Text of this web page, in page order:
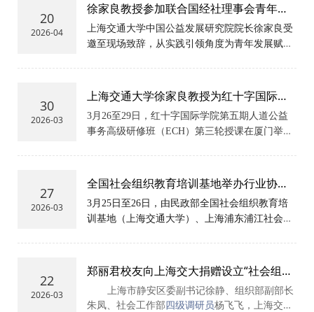
20
2026-04
徐家良教授参加联合国经社理事会青年论
坛官方边会
上海交通大学中国公益发展研究院院长徐家良受
邀至现场致辞，从实践引领角度为青年发展赋
30
2026-03
上海交通大学徐家良教授为红十字国际学
院第五期学员授课
3月26至29日，红十字国际学院第五期人道公益
事务高级研修班（ECH）第三轮授课在厦门举
会组织面临的机遇与未来发展趋势”课程。
27
2026-03
全国社会组织教育培训基地举办行业协会
商会培训
3月25日至26日，由民政部全国社会组织教育培
训基地（上海交通大学）、上海浦东浦江社会组
举办的第八期行业协会商会秘书长培训班成功举
办，来自全市行业协会商会的40位秘书长和专职
副秘书长参加培训。
22
2026-03
郑丽君校友向上海交大捐赠设立“社会组织
研究与发展基金”
上海市静安区委副书记徐静、组织部副部长
朱凤、社会工作部四级调研员杨飞飞，上海交大